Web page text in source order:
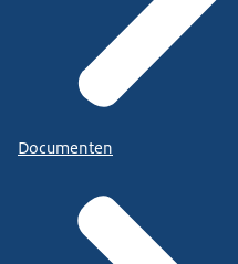
Documenten